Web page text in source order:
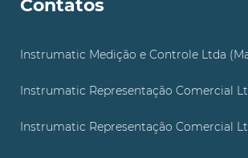
Contatos
Instrumatic Medição e Controle Ltda
Instrumatic Representação Comercial
Instrumatic Representação Comercial